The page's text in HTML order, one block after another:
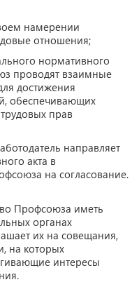
намерении
отношения;
нормативного
проводят взаимные
достижения
обеспечивающих
прав
направляет
акта в
на согласование.
Профсоюза иметь
органах
их на совещания,
на которых
интересы